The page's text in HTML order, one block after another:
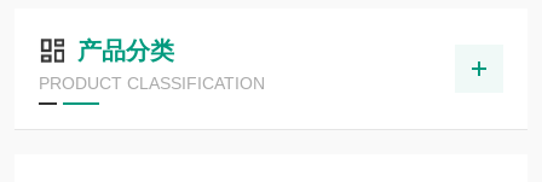
产品分类
PRODUCT CLASSIFICATION